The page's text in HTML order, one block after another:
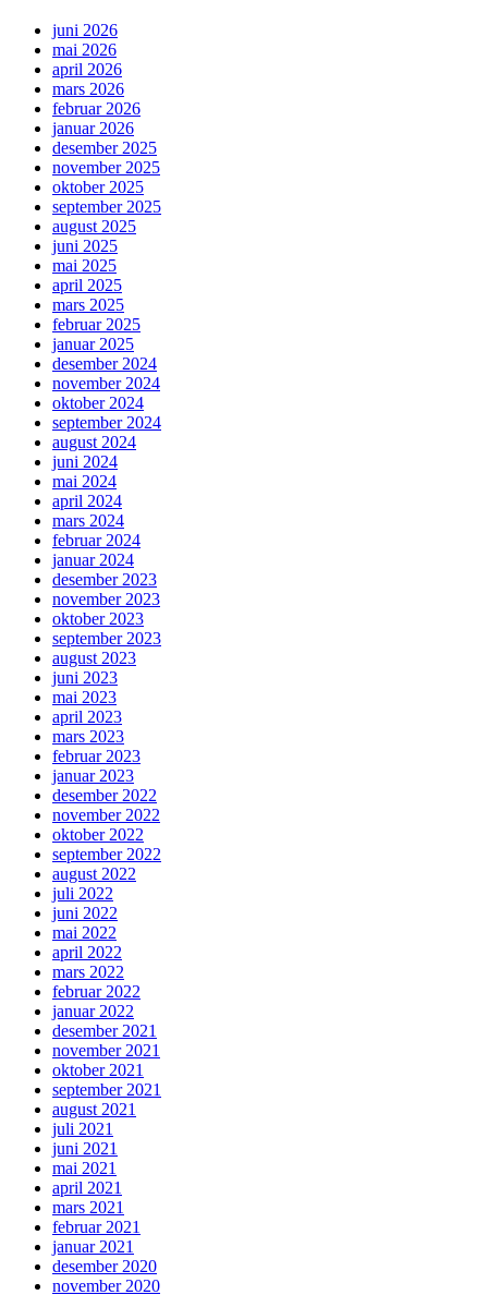
juni 2026
mai 2026
april 2026
mars 2026
februar 2026
januar 2026
desember 2025
november 2025
oktober 2025
september 2025
august 2025
juni 2025
mai 2025
april 2025
mars 2025
februar 2025
januar 2025
desember 2024
november 2024
oktober 2024
september 2024
august 2024
juni 2024
mai 2024
april 2024
mars 2024
februar 2024
januar 2024
desember 2023
november 2023
oktober 2023
september 2023
august 2023
juni 2023
mai 2023
april 2023
mars 2023
februar 2023
januar 2023
desember 2022
november 2022
oktober 2022
september 2022
august 2022
juli 2022
juni 2022
mai 2022
april 2022
mars 2022
februar 2022
januar 2022
desember 2021
november 2021
oktober 2021
september 2021
august 2021
juli 2021
juni 2021
mai 2021
april 2021
mars 2021
februar 2021
januar 2021
desember 2020
november 2020